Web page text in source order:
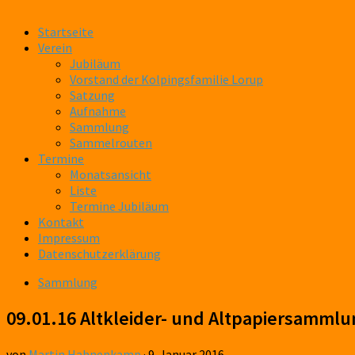
Startseite
Verein
Jubiläum
Vorstand der Kolpingsfamilie Lorup
Satzung
Aufnahme
Sammlung
Sammelrouten
Termine
Monatsansicht
Liste
Termine Jubiläum
Kontakt
Impressum
Datenschutzerklärung
Sammlung
09.01.16 Altkleider- und